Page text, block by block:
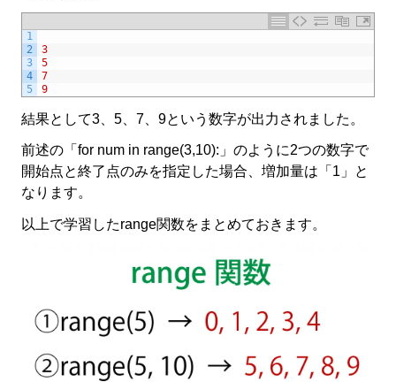
1
2
3
4
5
3
5
7
9
結果として3、5、7、9という数字が出力されました。
前述の「for num in range(3,10):」のように2つの数字で
開始点と終了点のみを指定した場合、増加量は「1」と
なります。
以上で学習したrange関数をまとめておきます。